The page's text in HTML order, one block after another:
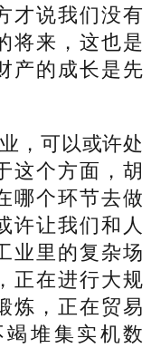
才说我们没有
将来，这也是
产的成长是先
可以或许处
这个方面，胡
哪个环节去做
许让我们和人
业里的复杂场
正在进行大规
炼，正在贸易
堆集实机数